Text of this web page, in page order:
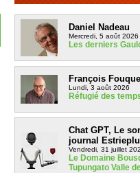
Daniel Nadeau
Mercredi, 5 août 2026
Les derniers
François
Lundi, 3 août 2026
Réfugié des
Chat GPT, Le
journal
Vendredi, 31 juillet
Le Domaine
Tupungato Valle